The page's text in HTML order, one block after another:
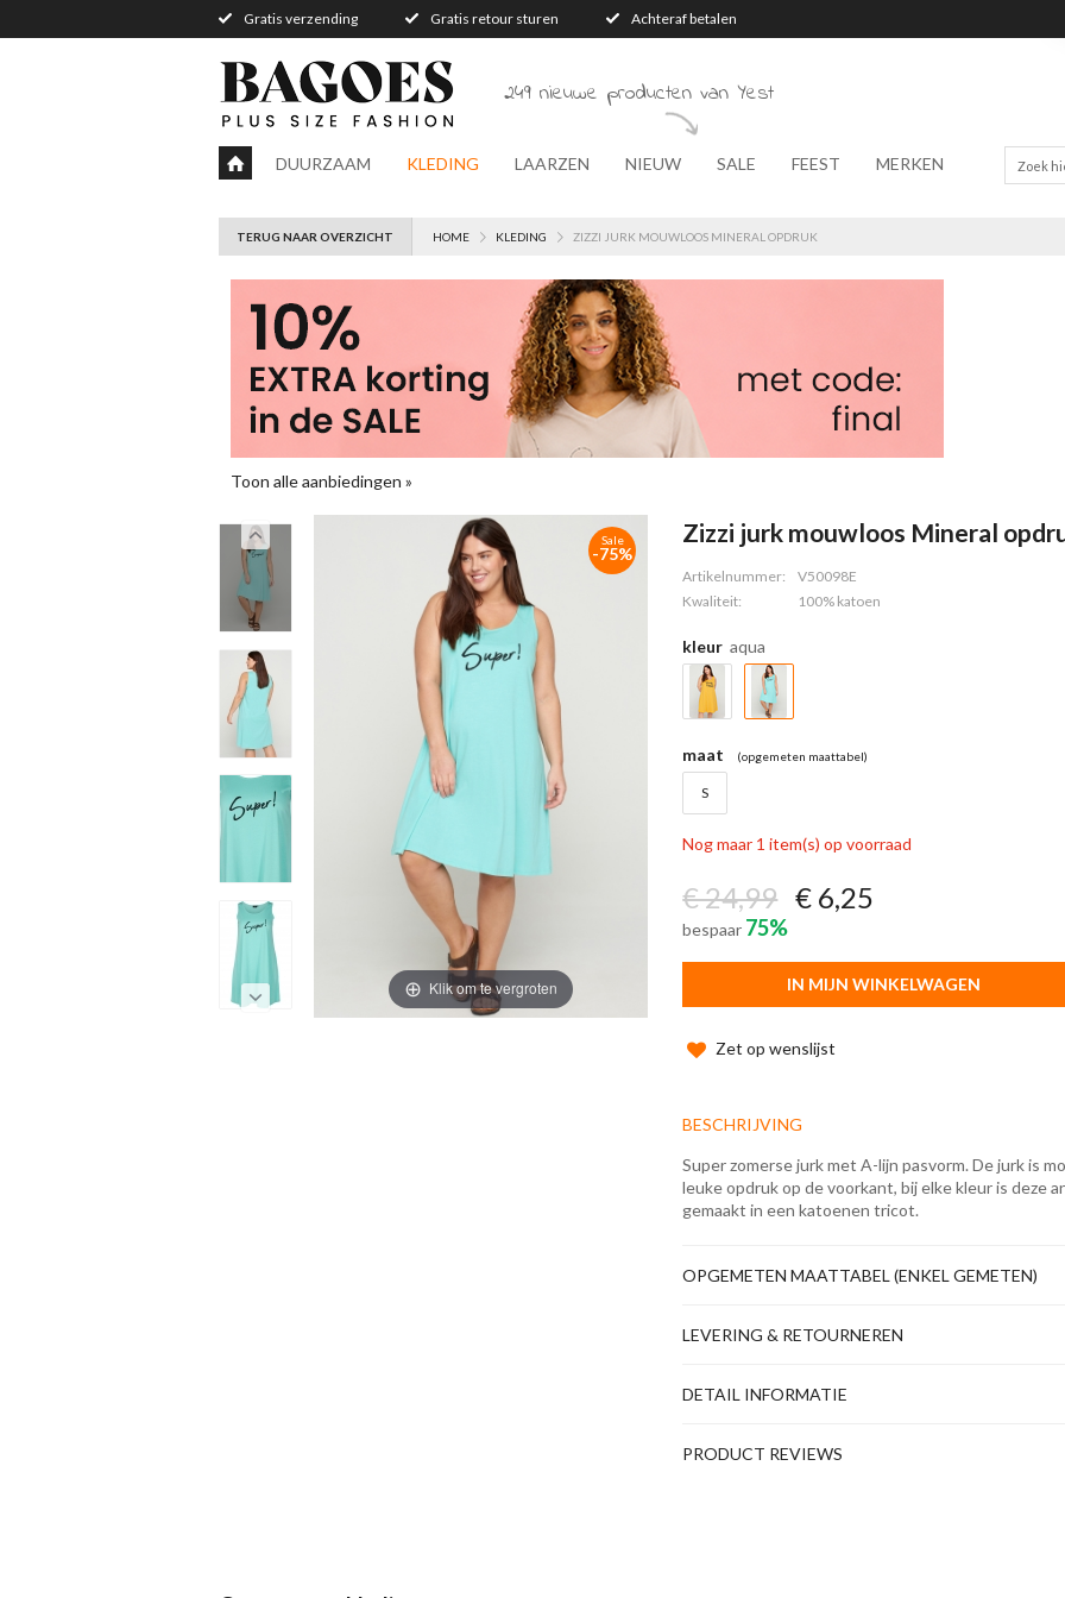
Gratis verzending Gratis retour sturen Achteraf betalen
249 nieuwe producten van Yest
DUURZAAM KLEDING LAARZEN NIEUW SALE FEEST MERKEN
TERUG NAAR OVERZICHT HOME KLEDING ZIZZI JURK MOUWLOOS MINERAL OPDRUK
Toon alle aanbiedingen »
Klik om te vergroten
Sale
-75%
Zizzi jurk mouwloos Mineral
Artikelnummer:
V50098E
Kwaliteit:
100% katoen
kleur aqua
maat (opgemeten maattabel)
S
Nog maar 1 item(s) op voorraad
€ 24,99 € 6,25
bespaar 75%
IN MIJN WINKELWAGEN
Zet op wenslijst
BESCHRIJVING
Super zomerse jurk met A-lijn pasvorm. De jurk is
leuke opdruk op de voorkant, bij elke kleur is deze
gemaakt in een katoenen tricot.
OPGEMETEN MAATTABEL (ENKEL GEMETEN)
LEVERING & RETOURNEREN
DETAIL INFORMATIE
PRODUCT REVIEWS